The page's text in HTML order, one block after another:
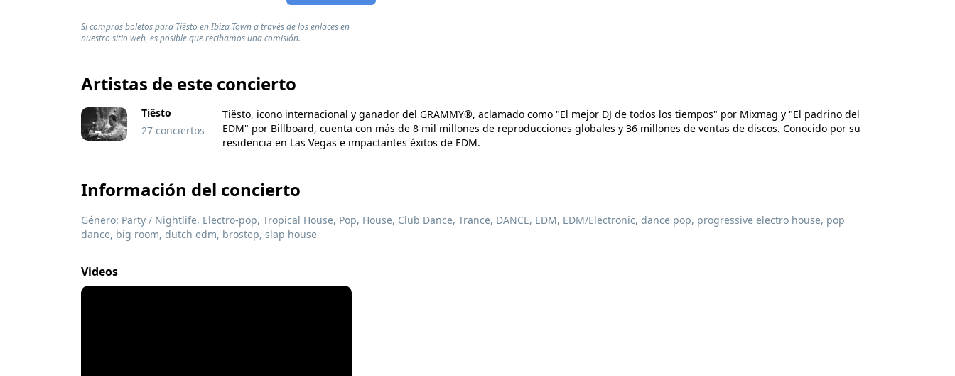
Si compras boletos para Tiësto en Ibiza Town a través de los enlaces en
nuestro sitio web, es posible que recibamos una comisión.
Artistas de este concierto
Tiësto
27 conciertos
Tiësto, icono internacional y ganador del GRAMMY®, aclamado como "El mejor DJ de todos los tiempos" por Mixmag y "El padrino del
EDM" por Billboard, cuenta con más de 8 mil millones de reproducciones globales y 36 millones de ventas de discos. Conocido por su
residencia en Las Vegas e impactantes éxitos de EDM.
Información del concierto
Género: Party / Nightlife, Electro-pop, Tropical House, Pop, House, Club Dance, Trance, DANCE, EDM, EDM/Electronic, dance pop, progressive electro house, pop
dance, big room, dutch edm, brostep, slap house
Videos